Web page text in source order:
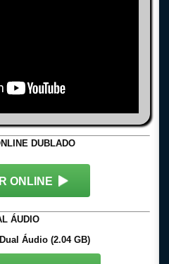
DUBLADO
ONLINE
ÁUDIO
Áudio (2.04 GB)